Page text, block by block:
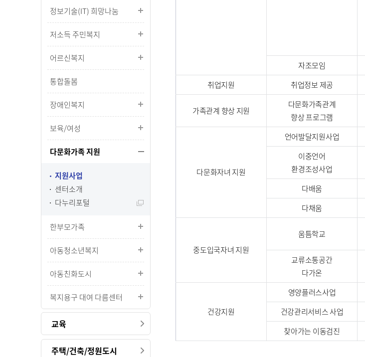
정보기술(IT) 희망나눔
저소득 주민복지
어르신복지
통합돌봄
장애인복지
보육/여성
다문화가족 지원
지원사업
센터소개
다누리포털
한부모가족
아동청소년복지
아동친화도시
복지용구 대여 다름센터
교육
주택/건축/정원도시
자조모임
취업지원
취업정보 제공
가족관계 향상 지원
다문화가족관계
향상 프로그램
다문화자녀 지원
언어발달지원사업
이중언어
환경조성사업
다배움
다채움
중도입국자녀 지원
움틈학교
교류소통공간
다가온
건강지원
영양플러스사업
건강관리서비스 사업
찾아가는 이동검진